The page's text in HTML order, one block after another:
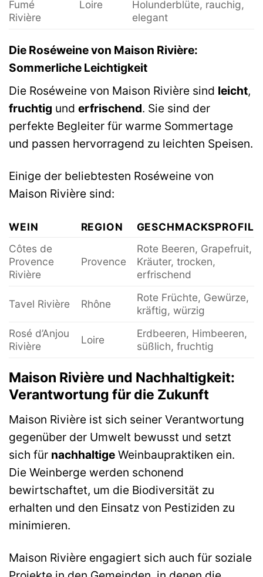
Fumé
Rivière
Loire
Holunderblüte, rauchig,
elegant
Die Roséweine von Maison Rivière:
Sommerliche Leichtigkeit
Die Roséweine von Maison Rivière sind leicht,
fruchtig und erfrischend. Sie sind der
perfekte Begleiter für warme Sommertage
und passen hervorragend zu leichten Speisen.
Einige der beliebtesten Roséweine von
Maison Rivière sind:
WEIN REGION
GESCHMACKSPROFIL
Côtes de
Provence
Rivière
Provence
Rote Beeren, Grapefruit,
Kräuter, trocken,
erfrischend
Tavel Rivière Rhône
Rote Früchte, Gewürze,
kräftig, würzig
Rosé d’Anjou
Rivière
Loire
Erdbeeren, Himbeeren,
süßlich, fruchtig
Maison Rivière und Nachhaltigkeit:
Verantwortung für die Zukunft
Maison Rivière ist sich seiner Verantwortung
gegenüber der Umwelt bewusst und setzt
sich für nachhaltige Weinbaupraktiken ein.
Die Weinberge werden schonend
bewirtschaftet, um die Biodiversität zu
erhalten und den Einsatz von Pestiziden zu
minimieren.
Maison Rivière engagiert sich auch für soziale